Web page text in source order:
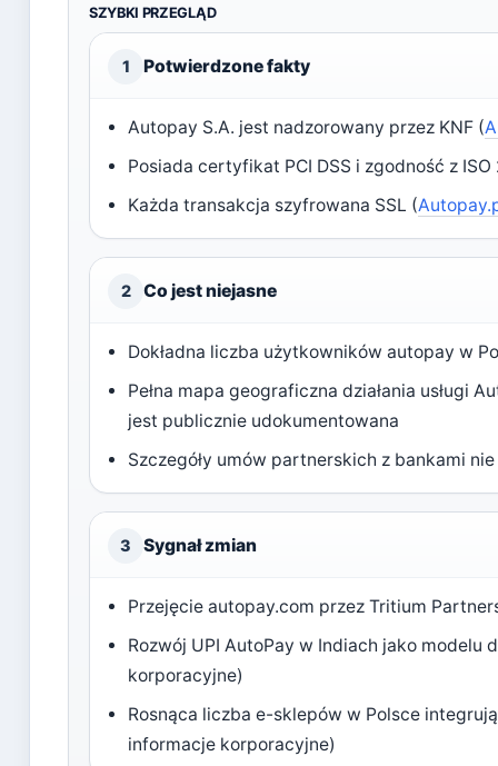
SZYBKI PRZEGLĄD
1 Potwierdzone fakty
Autopay S.A. jest nadzorowany przez KNF (
Posiada certyfikat PCI DSS i zgodność z ISO
Każda transakcja szyfrowana SSL (
2 Co jest niejasne
Dokładna liczba użytkowników autopay w
Pełna mapa geograficzna działania usługi
jest publicznie udokumentowana
Szczegóły umów partnerskich z bankami nie
3 Sygnał zmian
Przejęcie autopay.com przez Tritium
Rozwój UPI AutoPay w Indiach jako
korporacyjne)
Rosnąca liczba e-sklepów w Polsce
informacje korporacyjne)